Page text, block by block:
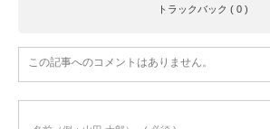
トラックバック ( 0 )
この記事へのコメントはありません。